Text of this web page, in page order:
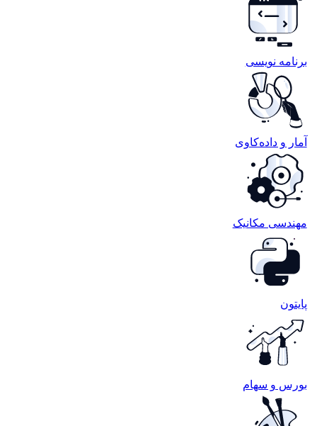
برنامه نویسی
آمار و داده‌کاوی
مهندسی مکانیک
پایتون
بورس و سهام